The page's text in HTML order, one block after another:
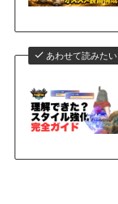
あわせて読みたい